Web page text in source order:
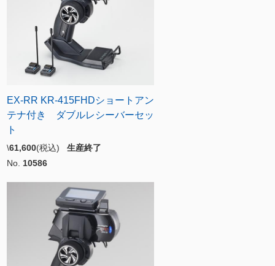
EX-RR KR-415FHDショートアン
テナ付き ダブルレシーバーセッ
ト
\61,600(税込) 生産終了
No. 10586